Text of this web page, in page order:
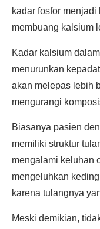
kadar fosfor
membuang kalsium
Kadar kalsium
menurunkan
akan melepas lebih
mengurangi
Biasanya pasien
memiliki struktur
mengalami keluhan
mengeluhkan
karena tulangnya
Meski demikian,